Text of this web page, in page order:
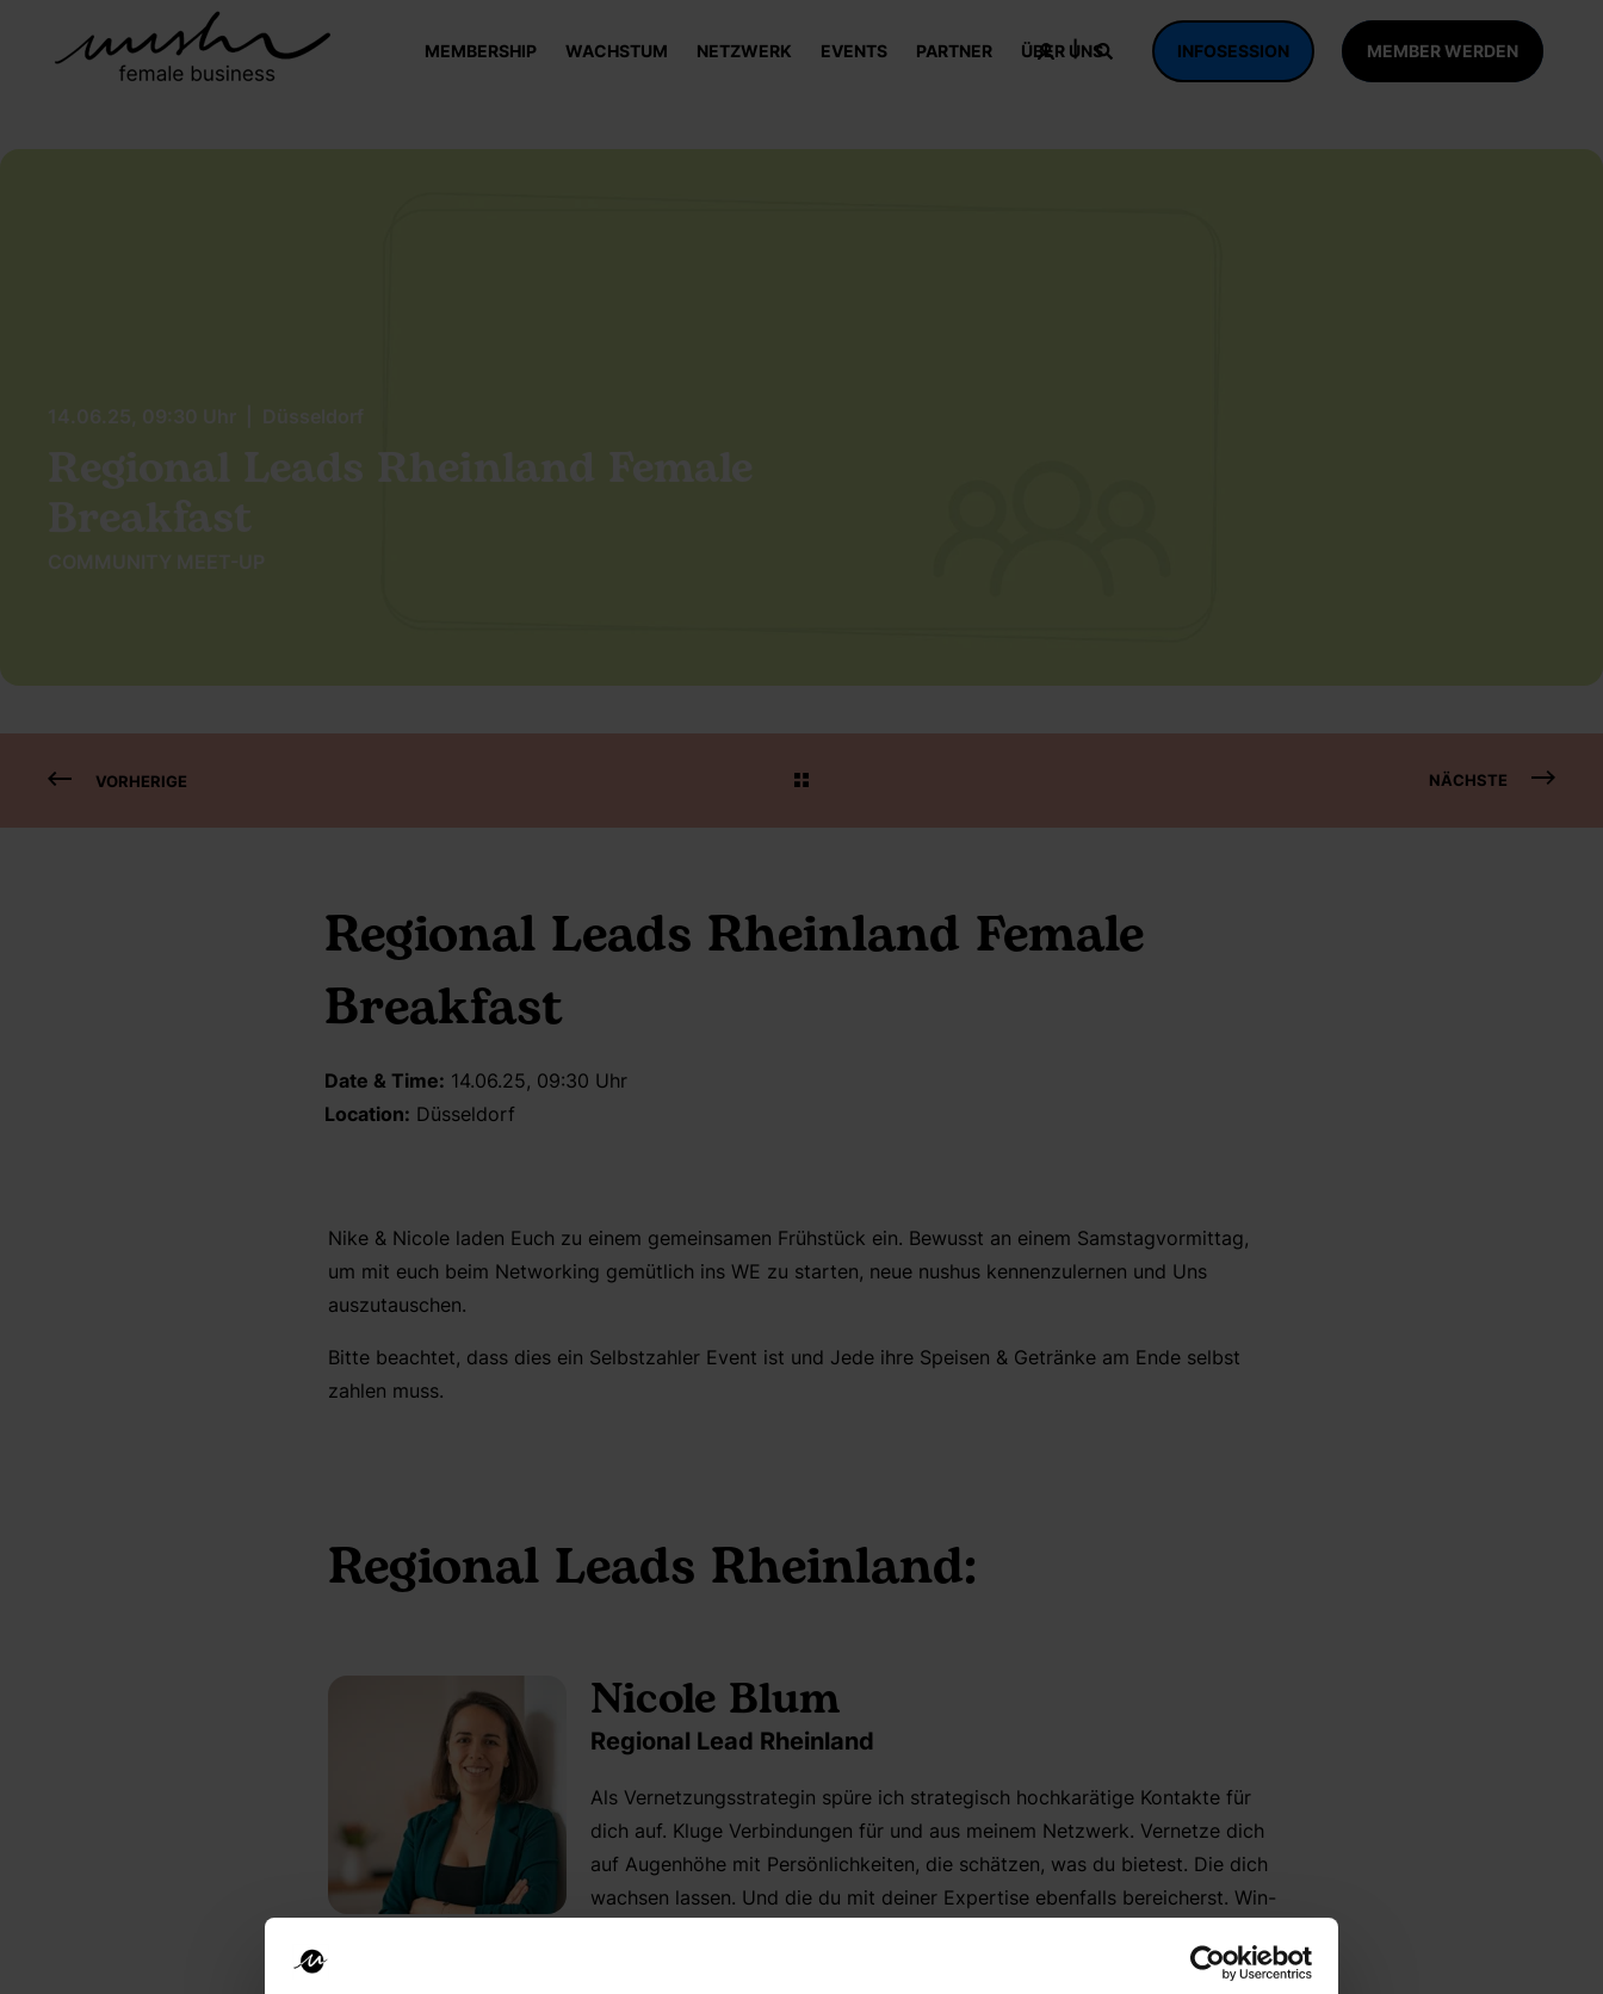
MEMBERSHIP WACHSTUM NETZWERK EVENTS PARTNER ÜBER UNS INFOSESSION MEMBER WERDEN
14.06.25, 09:30 Uhr | Düsseldorf
Regional Leads Rheinland Female
Breakfast
COMMUNITY MEET-UP
VORHERIGE NÄCHSTE
Regional Leads Rheinland Female
Breakfast
Date & Time: 14.06.25, 09:30 Uhr
Location: Düsseldorf
Nike & Nicole laden Euch zu einem gemeinsamen Frühstück ein. Bewusst an einem Samstagvormittag,
um mit euch beim Networking gemütlich ins WE zu starten, neue nushus kennenzulernen und Uns
auszutauschen.
Bitte beachtet, dass dies ein Selbstzahler Event ist und Jede ihre Speisen & Getränke am Ende selbst
zahlen muss.
Regional Leads Rheinland:
Nicole Blum
Regional Lead Rheinland
Als Vernetzungsstrategin spüre ich strategisch hochkarätige Kontakte für
dich auf. Kluge Verbindungen für und aus meinem Netzwerk. Vernetze dich
auf Augenhöhe mit Persönlichkeiten, die schätzen, was du bietest. Die dich
wachsen lassen. Und die du mit deiner Expertise ebenfalls bereicherst. Win-